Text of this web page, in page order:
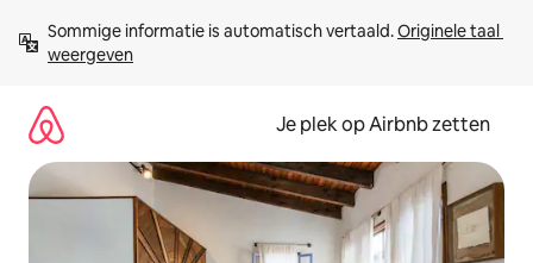
direct
naar
Sommige informatie is automatisch vertaald. Originele taal
weergeven
Je plek op Airbnb zetten